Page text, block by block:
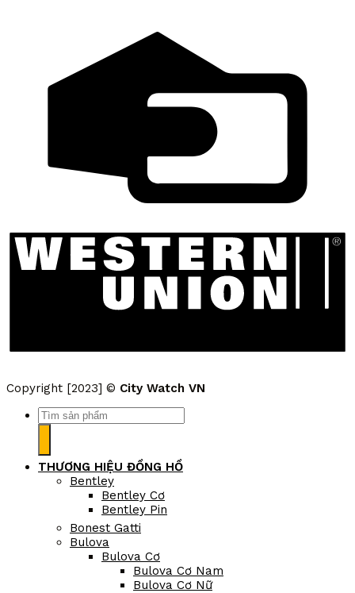
Copyright [2023] © City Watch VN
Tìm
kiếm:
THƯƠNG HIỆU ĐỒNG HỒ
Bentley
Bentley Cơ
Bentley Pin
Bonest Gatti
Bulova
Bulova Cơ
Bulova Cơ Nam
Bulova Cơ Nữ